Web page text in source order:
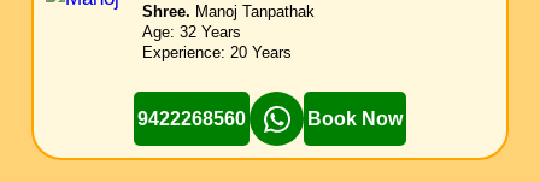
Shree. Manoj Tanpathak
Age: 32 Years
Experience: 20 Years
9422268560 Book Now